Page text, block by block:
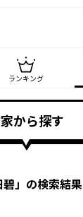
ランキング
から探す
碧」の検索結果